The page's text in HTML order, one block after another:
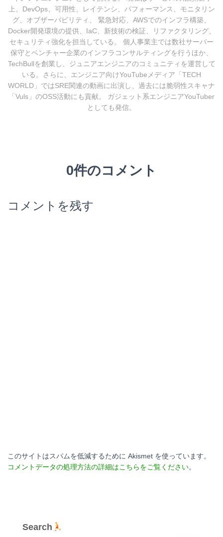
上、DevOps、可用性、レイテンシ、パフォーマンス、モニタリン
グ、オブザーバビリティ、 緊急対応、AWSでのインフラ構築、
Docker開発環境の提供、IaC、新技術の検証、リファクタリング、
セキュリティ強化を担当している。 個人事業主では数社サーバー
保守とベンチャー企業のインフラコンサルティングを行うほか、
TechBullを創業し、ジュニアエンジニアのコミュニティを運営して
いる。さらに、エンジニア向けYouTubeメディア「TECH
WORLD」ではSRE関連の動画に出演し、過去には脆弱性スキャナ
「Vuls」のOSS活動にも貢献。 ガジェット系エンジニアYouTuber
としても発信。
0件のコメント
コメントを残す
このサイトはスパムを低減するために Akismet を使っています。
コメントデータの処理方法の詳細はこちらをご覧ください。
Search